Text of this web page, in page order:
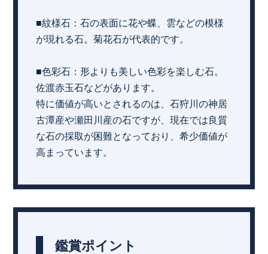
■紋様石：石の表面に花や蝶、雲などの模様
が現れる石。菊花石が代表的です。
■色彩石：形よりも美しい色彩を楽しむ石。
佐渡赤玉石などがあります。
特に価値が高いとされるのは、石狩川の神居
古潭産や瀬田川産の石ですが、現在では良質
な石の採取が困難となっており、希少価値が
高まっています。
鑑賞ポイント